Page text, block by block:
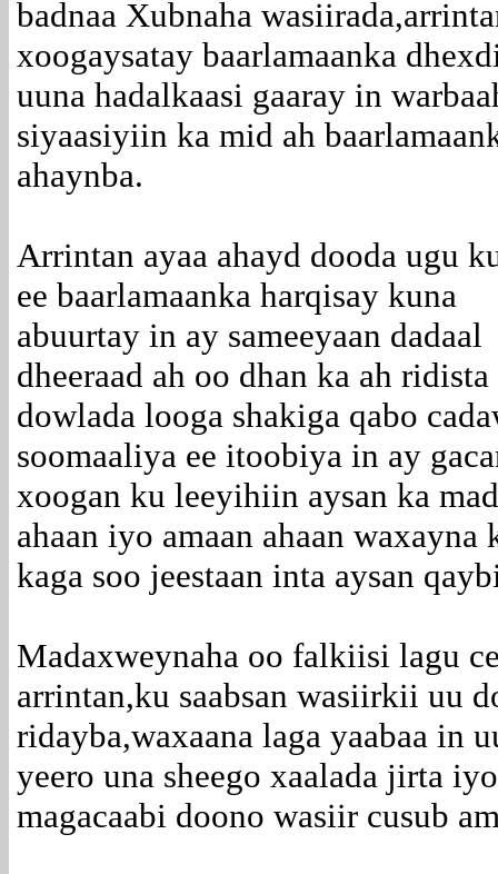
badnaa Xubnaha
xoogaysatay baarlamaanka
uuna hadalkaasi gaaray in
siyaasiyiin ka mid ah
ahaynba.
Arrintan ayaa ahayd dooda ugu
ee baarlamaanka harqisay kuna
abuurtay in ay sameeyaan dadaal
dheeraad ah oo dhan ka ah ridista
dowlada looga shakiga qabo
soomaaliya ee itoobiya in ay
xoogan ku leeyihiin aysan ka
ahaan iyo amaan ahaan waxayna
kaga soo jeestaan inta aysan
Madaxweynaha oo falkiisi lagu
arrintan,ku saabsan wasiirkii uu
ridayba,waxaana laga yaabaa in
yeero una sheego xaalada jirta
magacaabi doono wasiir cusub